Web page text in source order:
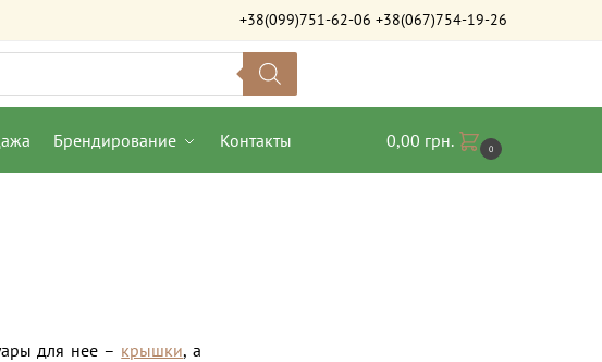
+38(099)751-62-06 +38(067)754-19-26
Брендирование Контакты 0,00 грн. 0
для нее – крышки, а